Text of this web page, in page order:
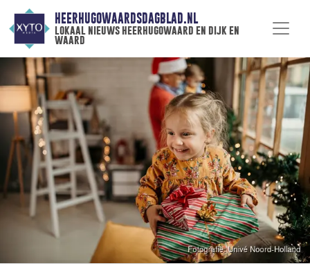
HEERHUGOWAARDSDAGBLAD.NL
lokaal nieuws heerhugowaard en dijk en
waard